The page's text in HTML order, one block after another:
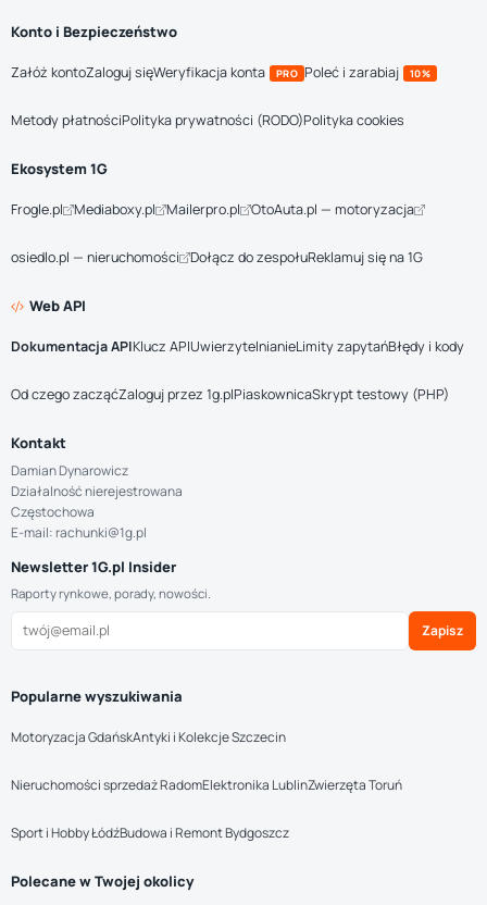
Konto i Bezpieczeństwo
Załóż kontoZaloguj sięWeryfikacja konta PRO Poleć i zarabiaj 10%
Metody płatnościPolityka prywatności (RODO)Polityka cookies
Ekosystem 1G
Frogle.pl Mediaboxy.pl Mailerpro.pl OtoAuta.pl — motoryzacja
osiedlo.pl — nieruchomości Dołącz do zespołuReklamuj się na 1G
Web API
Dokumentacja APIKlucz APIUwierzytelnianieLimity zapytańBłędy i kody
Od czego zacząćZaloguj przez 1g.plPiaskownicaSkrypt testowy (PHP)
Kontakt
Damian Dynarowicz
Działalność nierejestrowana
Częstochowa
E-mail: rachunki@1g.pl
Newsletter 1G.pl Insider
Raporty rynkowe, porady, nowości.
Zapisz
Popularne wyszukiwania
Motoryzacja GdańskAntyki i Kolekcje Szczecin
Nieruchomości sprzedaż RadomElektronika LublinZwierzęta Toruń
Sport i Hobby ŁódźBudowa i Remont Bydgoszcz
Polecane w Twojej okolicy